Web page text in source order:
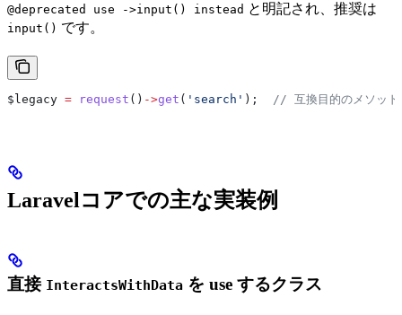
@deprecated use ->input() instead と明記され、推奨は
input() です。
$legacy = request () ->get ( 'search' ); // 互換目的のメソッ
Laravelコアでの主な実装例
直接 InteractsWithData を use するクラス